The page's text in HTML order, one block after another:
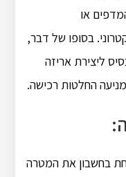
או
בסופו של דבר,
ליצירת אריזה
החלטות רכישה.
בחשבון את המטרה